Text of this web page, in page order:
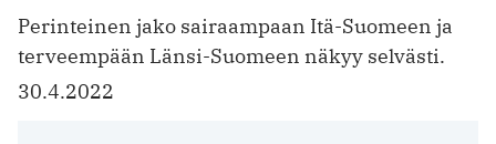
Perinteinen jako sairaampaan Itä-Suomeen ja
terveempään Länsi-Suomeen näkyy selvästi.
30.4.2022